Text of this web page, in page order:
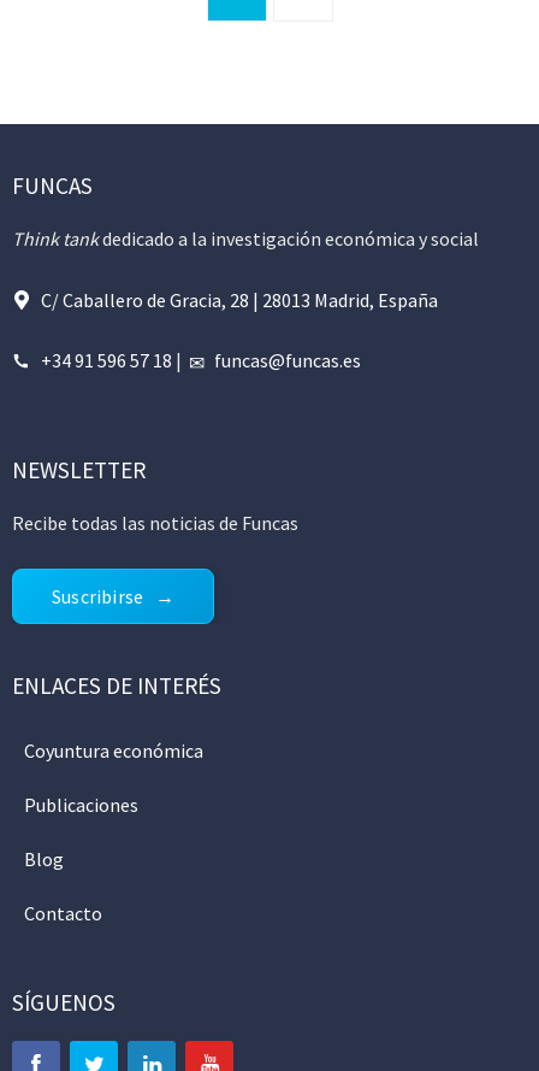
FUNCAS
Think tankdedicado a la investigación económica y social
C/ Caballero de Gracia, 28 | 28013 Madrid, España
+34 91 596 57 18 | funcas@funcas.es
NEWSLETTER
Recibe todas las noticias de Funcas
Suscribirse
ENLACES DE INTERÉS
Coyuntura económica
Publicaciones
Blog
Contacto
SÍGUENOS